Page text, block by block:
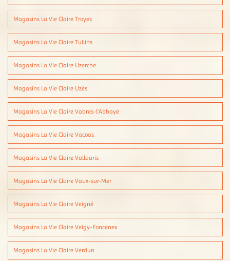
Magasins La Vie Claire Troyes
Magasins La Vie Claire Tullins
Magasins La Vie Claire Uzerche
Magasins La Vie Claire Uzès
Magasins La Vie Claire Vabres-l'Abbaye
Magasins La Vie Claire Vacoas
Magasins La Vie Claire Vallauris
Magasins La Vie Claire Vaux-sur-Mer
Magasins La Vie Claire Veigné
Magasins La Vie Claire Veigy-Foncenex
Magasins La Vie Claire Verdun